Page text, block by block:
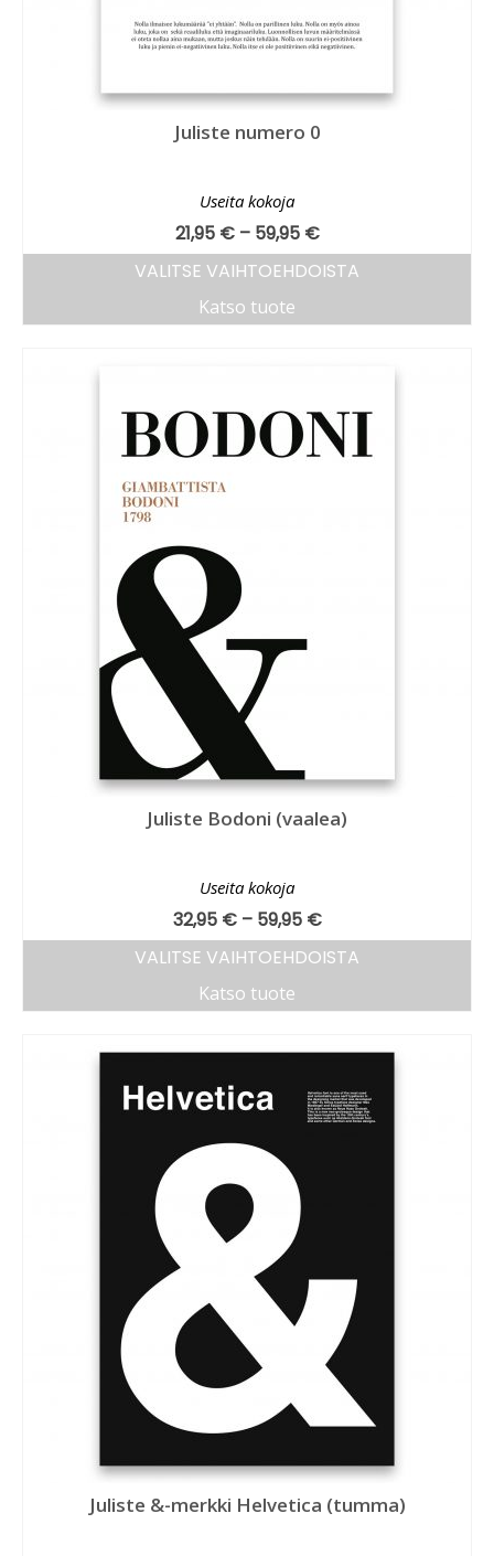
Juliste numero 0
Useita kokoja
21,95 € – 59,95 €
VALITSE VAIHTOEHDOISTA
Katso tuote
Juliste Bodoni (vaalea)
Useita kokoja
32,95 € – 59,95 €
VALITSE VAIHTOEHDOISTA
Katso tuote
Juliste &-merkki Helvetica (tumma)